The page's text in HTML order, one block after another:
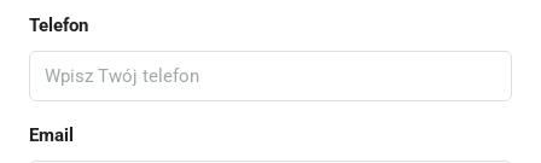
Telefon
Email